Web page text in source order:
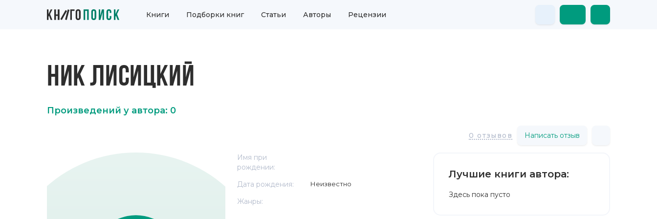
Книги Подборки книг Статьи Авторы Рецензии
НИК ЛИСИЦКИЙ
Произведений у автора: 0
0 отзывов Написать отзыв
Имя при
рождении:
Дата рождения:
Неизвестно
Жанры:
Лучшие книги автора:
Здесь пока пусто